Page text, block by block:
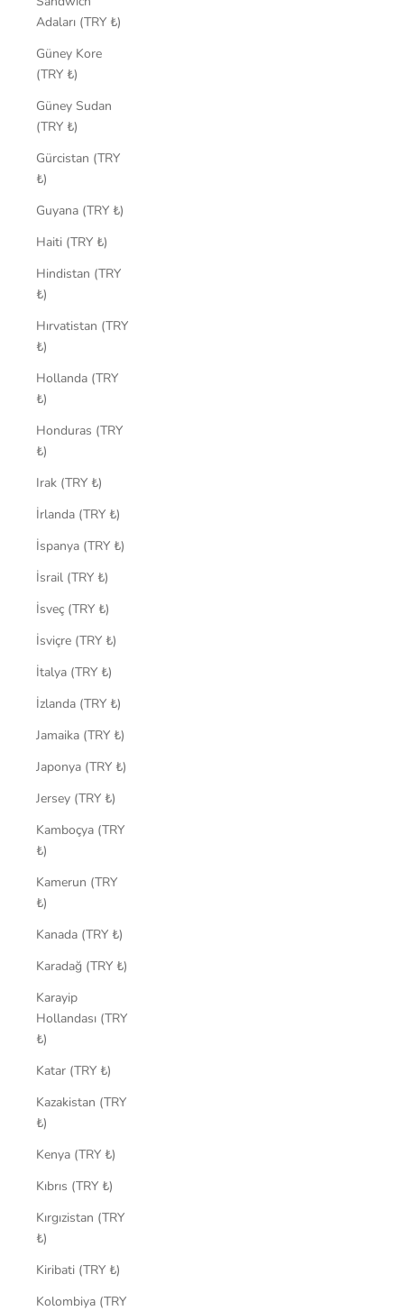
Adaları (TRY ₺)
Güney Kore
(TRY ₺)
Güney Sudan
(TRY ₺)
Gürcistan (TRY
₺)
Guyana (TRY ₺)
Haiti (TRY ₺)
Hindistan (TRY
₺)
Hırvatistan (TRY
₺)
Hollanda (TRY
₺)
Honduras (TRY
₺)
Irak (TRY ₺)
İrlanda (TRY ₺)
İspanya (TRY ₺)
İsrail (TRY ₺)
İsveç (TRY ₺)
İsviçre (TRY ₺)
İtalya (TRY ₺)
İzlanda (TRY ₺)
Jamaika (TRY ₺)
Japonya (TRY ₺)
Jersey (TRY ₺)
Kamboçya (TRY
₺)
Kamerun (TRY
₺)
Kanada (TRY ₺)
Karadağ (TRY ₺)
Karayip
Hollandası (TRY
₺)
Katar (TRY ₺)
Kazakistan (TRY
₺)
Kenya (TRY ₺)
Kıbrıs (TRY ₺)
Kırgızistan (TRY
₺)
Kiribati (TRY ₺)
Kolombiya (TRY